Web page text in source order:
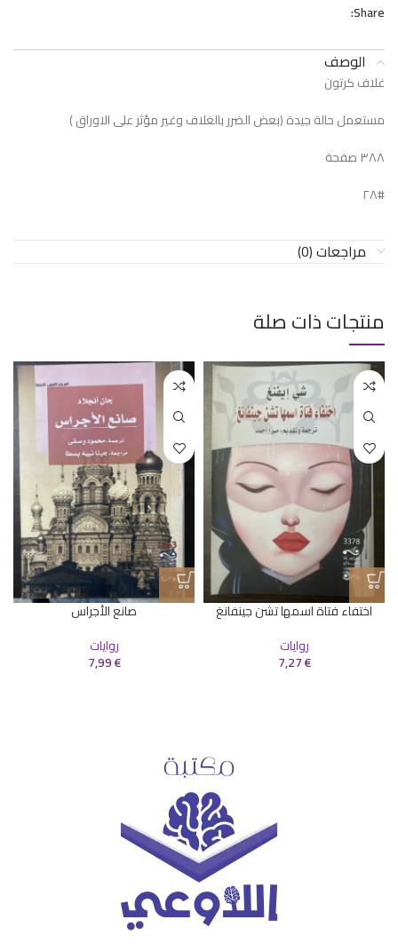
Share:
الوصف
غلاف كرتون
مستعمل حالة جيدة (بعض الضرر بالغلاف وغير مؤثر على الاوراق )
٣٨٨ صفحة
#٢٨
مراجعات (0)
منتجات ذات صلة
اختفاء فتاة اسمها تشن جينفانغ
روايات
7,27€
صانع الأجراس
روايات
7,99€